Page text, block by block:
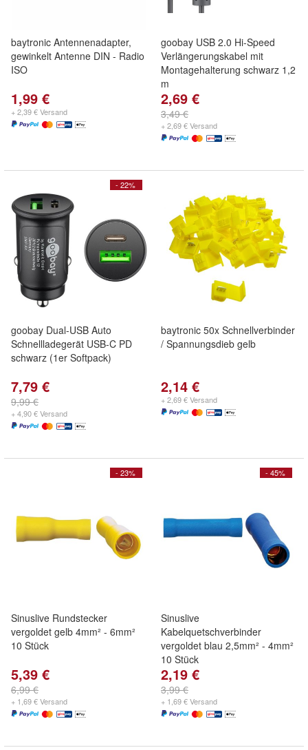
baytronic Antennenadapter,
gewinkelt Antenne DIN - Radio
ISO
1,99 €
+ 2,39 € Versand
goobay USB 2.0 Hi-Speed
Verlängerungskabel mit
Montagehalterung schwarz 1,2
m
2,69 €
3,49 €
+ 2,69 € Versand
- 22%
goobay Dual-USB Auto
Schnellladegerät USB-C PD
schwarz (1er Softpack)
7,79 €
9,99 €
+ 4,90 € Versand
baytronic 50x Schnellverbinder
/ Spannungsdieb gelb
2,14 €
+ 2,69 € Versand
- 23%
Sinuslive Rundstecker
vergoldet gelb 4mm² - 6mm²
10 Stück
5,39 €
6,99 €
+ 1,69 € Versand
- 45%
Sinuslive
Kabelquetschverbinder
vergoldet blau 2,5mm² - 4mm²
10 Stück
2,19 €
3,99 €
+ 1,69 € Versand